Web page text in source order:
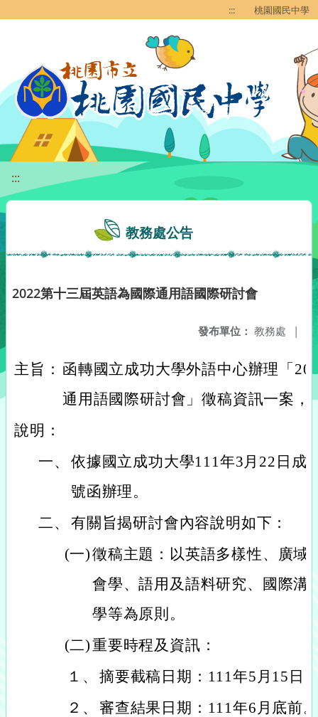
::: 桃園國民中學
:::
教務處公告
2022第十三屆英語為國際通用語國際研討會
發布單位： 教務處 |
主旨： 函轉國立成功大學外語中心辦理「
通用語國際研討會」徵稿資訊一案，
說明：
一、 依據國立成功大學111年3月22日成
號函辦理。
二、 有關旨揭研討會內容說明如下：
(一)徵稿主題：以英語多樣性、廣域
會學、語用及語料研究、國際溝
學等為原則。
(二)重要時程及資訊：
１、 摘要截稿日期：111年5月15日
２、
審查結果日期：111年6月底前。